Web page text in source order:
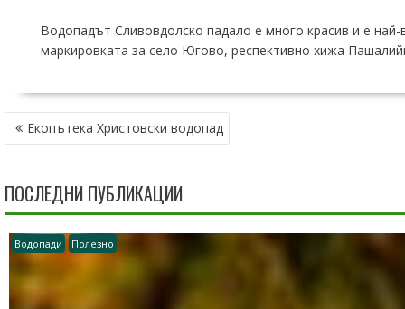
Водопадът Сливовдолско падало е много красив и е
маркировката за село Югово, респективно хижа
НАВИГАЦИЯ
Екопътека Христовски водопад
ПОСЛЕДНИ ПУБЛИКАЦИИ
Водопади Полезно